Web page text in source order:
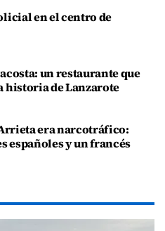
en el centro de
un restaurante que
historia de Lanzarote
era narcotráfico:
españoles y un francés